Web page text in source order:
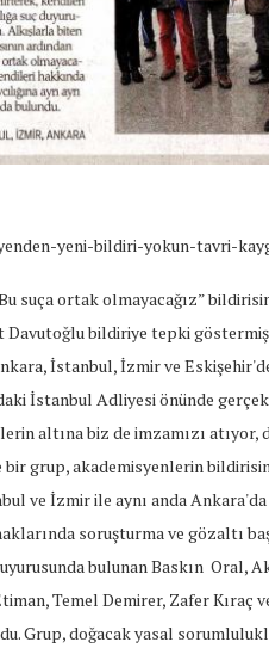
yeni-bildiri-yokun-tavri-
suça ortak olmayacağız”
Davutoğlu bildiriye tepki
İstanbul, İzmir ve
İstanbul Adliyesi önünde
altına biz de imzamızı
bir grup, akademisyenlerin
ve İzmir ile aynı anda Ankara'da
soruşturma ve gözaltı
bulunan Baskın Oral,
Temel Demirer, Zafer Kıraç
Grup, doğacak yasal
Söylemi
2018